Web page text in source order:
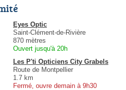
Eyes Optic
Saint-Clément-de-Rivière
870 mètres
Ouvert jusqu'à 20h
Les P'ti Opticiens City Grabels
Route de Montpellier
1.7 km
Fermé, ouvre demain à 9h30